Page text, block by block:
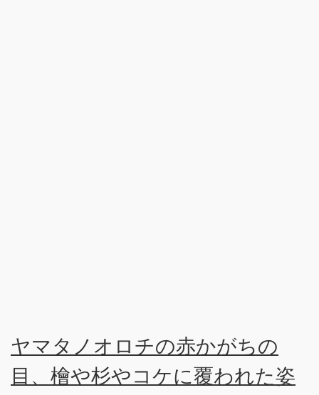
ヤマタノオロチの赤かがちの
目、檜や杉やコケに覆われた姿